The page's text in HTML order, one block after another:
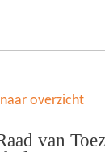
overzicht
van